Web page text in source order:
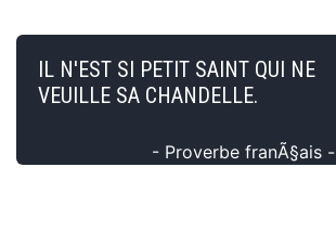
IL N'EST SI PETIT SAINT QUI NE
VEUILLE SA CHANDELLE.
- Proverbe franÃ§ais -